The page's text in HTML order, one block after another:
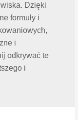
Dzięki
formuły i
i
odkrywać te
i